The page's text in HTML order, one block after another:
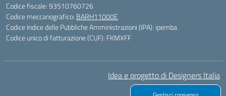
Codice fiscale: 93510760726
Codice meccanografico: BARH11000E
Codice Indice delle Pubbliche Amministrazioni (IPA): ipemba
Codice unico di fatturazione (CUF): FKMXFF
Idea e progetto di Designers Italia